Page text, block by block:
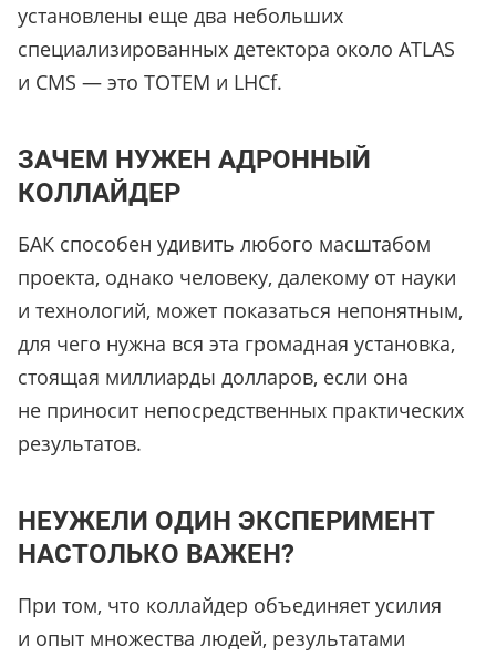
установлены еще два небольших
специализированных детектора около ATLAS
и CMS — это TOTEM и LHCf.
ЗАЧЕМ НУЖЕН АДРОННЫЙ
КОЛЛАЙДЕР
БАК способен удивить любого масштабом
проекта, однако человеку, далекому от науки
и технологий, может показаться непонятным,
для чего нужна вся эта громадная установка,
стоящая миллиарды долларов, если она
не приносит непосредственных практических
результатов.
НЕУЖЕЛИ ОДИН ЭКСПЕРИМЕНТ
НАСТОЛЬКО ВАЖЕН?
При том, что коллайдер объединяет усилия
и опыт множества людей, результатами